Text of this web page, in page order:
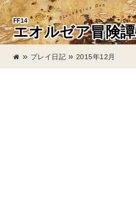
FF14
エオルゼア冒険譚
プレイ日記 2015年12月